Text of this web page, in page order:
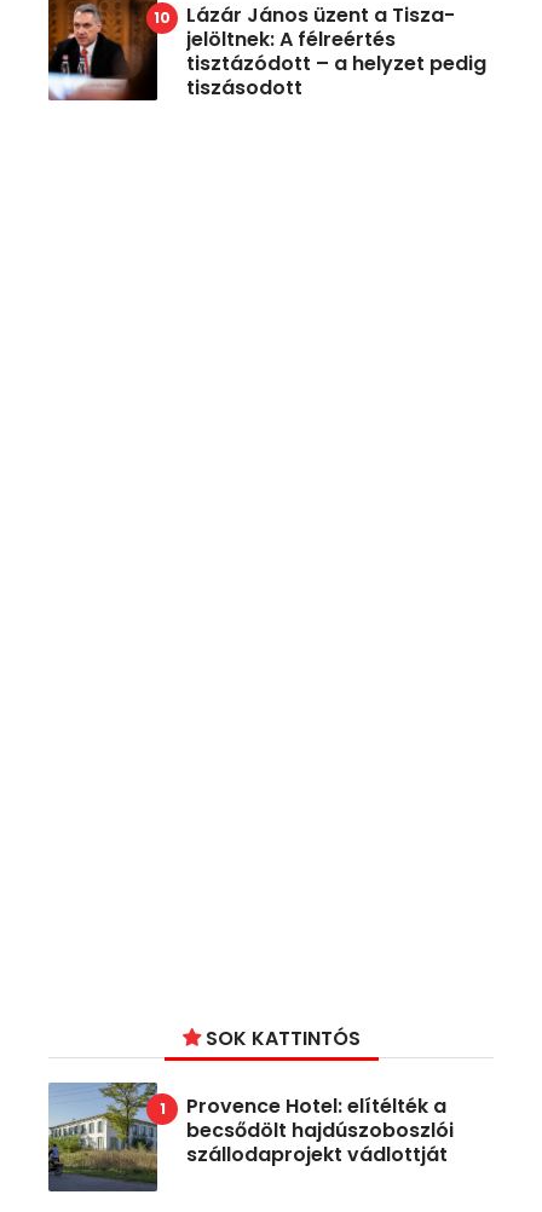
Lázár János üzent a Tisza-
jelöltnek: A félreértés
tisztázódott – a helyzet pedig
tiszásodott
SOK KATTINTÓS
Provence Hotel: elítélték a
becsődölt hajdúszoboszlói
szállodaprojekt vádlottját